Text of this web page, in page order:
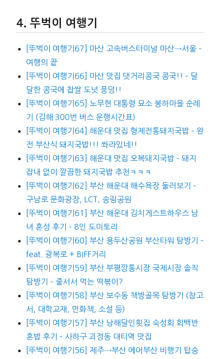
뚜벅이 여행기
[뚜벅이 여행기67] 마산 고속버스터미널 마산→서울 –
여행의 끝
[뚜벅이 여행기66] 마산 맛집 댓거리콩국 콩국!! – 달
달한 콩국에 찹쌀 도넛 풍덩!!
[뚜벅이 여행기65] 노무현 대통령 묘소 봉하마을 순례
기 (김해 300번 버스 운행시간표)
[뚜벅이 여행기64] 해운대 맛집 형제전통돼지국밥 – 완
전 부산식 돼지국밥!!! 쏴라있네!!
[뚜벅이 여행기63] 해운대 맛집 오복돼지국밥 – 돼지
잡내 없이 깔끔한 돼지국밥 추천ㅋㅋㅋ
[뚜벅이 여행기62] 부산 해운대 해수욕장 둘러보기 –
구남로 문화광장, LCT, 송림공원
[뚜벅이 여행기61] 부산 해운대 김치게스트하우스 남
녀 혼성 후기 – 8인 도미토리
[뚜벅이 여행기60] 부산 용두산공원 부산타워 탐방기 –
feat. 광복로 + BIFF거리
[뚜벅이 여행기59] 부산 부평깡통시장 국제시장 솔직
탐방기 – 줄서서 먹는 떡볶이?
[뚜벅이 여행기58] 부산 보수동 책방골목 탐방기 (참고
서, 대학교재, 만화책, 소설 등)
[뚜벅이 여행기57] 부산 남해달인횟집 숙성회 회백반
혼밥 후기 – 사하구 괴정동 대티역 맛집
[뚜벅이 여행기56] 제주→부산 에어부산 비행기 탑승